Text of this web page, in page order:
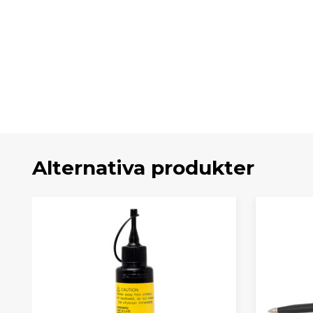
Alternativa produkter